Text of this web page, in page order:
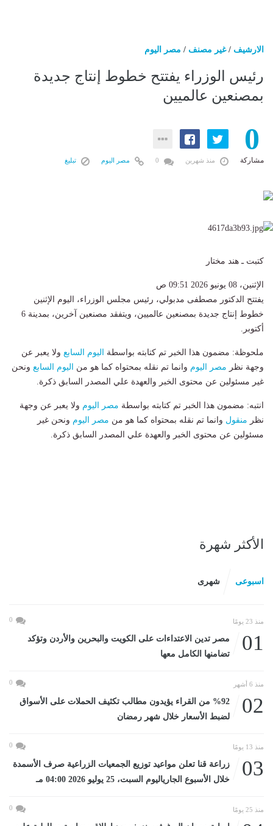
الارشيف /غير مصنف / مصر اليوم
رئيس الوزراء يفتتح خطوط إنتاج جديدة
بمصنعين عالميين
0
مشاركة منذ شهرين مصر اليوم تبليغ
كتبت ـ هند مختار
الإثنين، 08 يونيو 2026 09:51 ص
يفتتح الدكتور مصطفى مدبولي، رئيس مجلس الوزراء، اليوم الإثنين
خطوط إنتاج جديدة بمصنعين عالميين، ويتفقد مصنعين آخرين، بمدينة 6
أكتوبر.
ملحوظة: مضمون هذا الخبر تم كتابته بواسطة اليوم السابع ولا يعبر عن
وجهة نظر مصر اليوم وانما تم نقله بمحتواه كما هو من اليوم السابع ونحن
غير مسئولين عن محتوى الخبر والعهدة علي المصدر السابق ذكرة.
انتبه: مضمون هذا الخبر تم كتابته بواسطة مصر اليوم ولا يعبر عن وجهة
نظر منقول وانما تم نقله بمحتواه كما هو من مصر اليوم ونحن غير
مسئولين عن محتوى الخبر والعهدة علي المصدر السابق ذكرة.
الأكثر شهرة
اسبوعى شهرى
منذ 23 يومًا 0
01
مصر تدين الاعتداءات على الكويت والبحرين والأردن وتؤكد
تضامنها الكامل معها
منذ 6 أشهر 0
02
%92 من القراء يؤيدون مطالب تكثيف الحملات على الأسواق
لضبط الأسعار خلال شهر رمضان
منذ 13 يومًا 0
03
زراعة قنا تعلن مواعيد توزيع الجمعيات الزراعية صرف الأسمدة
خلال الأسبوع الجارياليوم السبت، 25 يوليو 2026 04:00 مـ
منذ 25 يومًا 0